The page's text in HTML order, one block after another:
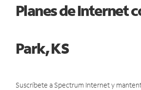
Planes de Internet
Park, KS
Suscríbete a Spectrum Internet y